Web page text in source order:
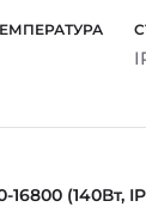
16800 (140Вт,